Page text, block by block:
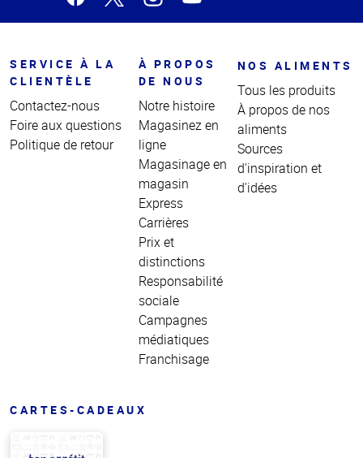
SERVICE À LA
CLIENTÈLE
Contactez-nous
Foire aux questions
Politique de retour
À PROPOS
DE NOUS
Notre histoire
Magasinez en
ligne
Magasinage en
magasin
Express
Carrières
Prix et
distinctions
Responsabilité
sociale
Campagnes
médiatiques
Franchisage
NOS ALIMENTS
Tous les produits
À propos de nos
aliments
Sources
d'inspiration et
d'idées
CARTES-CADEAUX